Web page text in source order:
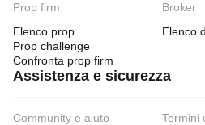
Prop firm
Elenco prop
Prop challenge
Confronta prop firm
Broker
Elenco
Assistenza e sicurezza
Community e aiuto
Termini